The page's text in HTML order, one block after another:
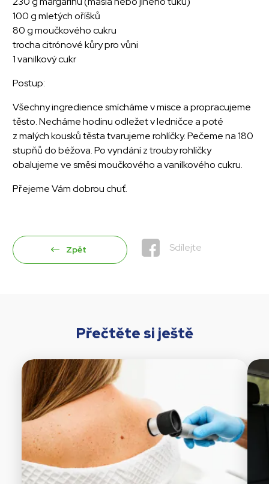
100 g mletých oříšků
80 g moučkového cukru
trocha citrónové kůry pro vůni
1 vanilkový cukr
Postup:
Všechny ingredience smícháme v misce a propracujeme
těsto. Necháme hodinu odležet v ledničce a poté
z malých kousků těsta tvarujeme rohlíčky. Pečeme na 180
stupňů do béžova. Po vyndání z trouby rohlíčky
obalujeme ve směsi moučkového a vanilkového cukru.
Přejeme Vám dobrou chuť.
Zpět Sdílejte
Přečtěte si ještě